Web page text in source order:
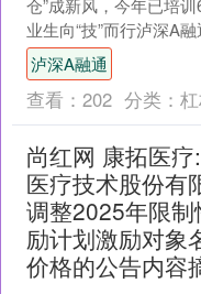
业生向“技”而行泸深A
职业培训学校实训车间
学院计....
泸深A融通
查看： 202 分类：
尚红网 康拓医
医疗技术股份有
调整2025年限制
励计划激励对象
价格的公告内容